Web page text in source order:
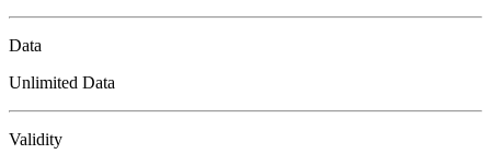
Data
Unlimited Data
Validity